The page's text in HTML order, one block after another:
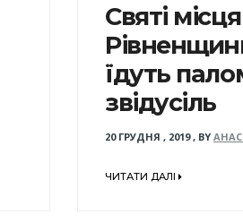
Святі місця
їдуть
звідусіль
20 ГРУДНЯ , 2019, BY
ЧИТАТИ ДАЛІ